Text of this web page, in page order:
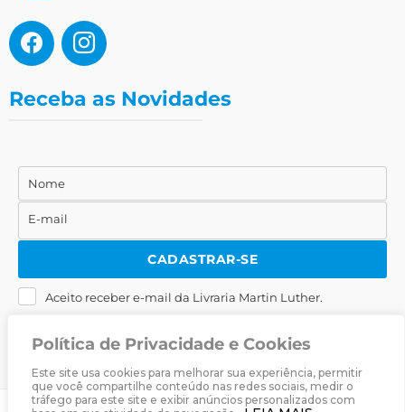
Política de Privacidade e Cookies
Este site usa cookies para melhorar sua experiência, permitir
que você compartilhe conteúdo nas redes sociais, medir o
tráfego para este site e exibir anúncios personalizados com
Receba as Novidades
Nome
Nome
E-
mail
E-mail
CADASTRAR-SE
Aceito receber e-mail da Livraria Martin Luther.